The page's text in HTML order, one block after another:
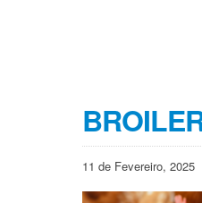
11 de Fevereiro, 2025